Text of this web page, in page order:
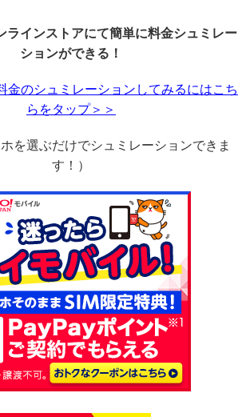
ラインストアにて簡単に料金シュミレー
ションができる！
金のシュミレーションしてみるにはこち
らをタップ＞＞
ホを選ぶだけでシュミレーションできま
す！）